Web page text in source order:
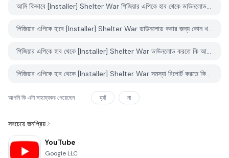
আমি কিভাবে [Installer] Shelter War পিজিয়ার এপিকে হাব থেকে ডাউনলোড করব?
পিজিয়ার এপিকে হাবে [Installer] Shelter War ডাউনলোড করার জন্য কোন খরচ আছে?
পিজিয়ার এপিকে হাব থেকে [Installer] Shelter War ডাউনলোড করতে কি আমার একটি অ্যাকাউন্ট দরকার?
পিজিয়ার এপিকে হাব থেকে [Installer] Shelter War সমস্যা রিপোর্ট করতে কিভাবে পারি?
আপনি কি এটা সাহায্যকর পেয়েছেন হ্যাঁ না
সবচেয়ে জনপ্রিয়
YouTube
Google LLC